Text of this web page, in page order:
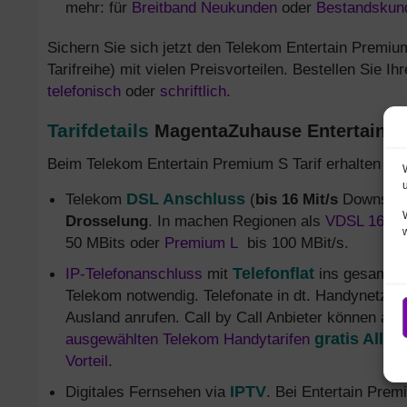
mehr: für Breitband Neukunden oder
Sichern Sie sich jetzt den Telekom Entertain
Tarifreihe) mit vielen Preisvorteilen. Bestellen Sie
telefonisch oder schriftlich.
Tarifdetails MagentaZuhause Entertain
Beim Telekom Entertain Premium S Tarif erhalten
Telekom DSL Anschluss (bis 16 Mit/s
Drosselung. In machen Regionen als VDSL 16
50 MBits oder Premium L bis 100 MBit/s.
IP-Telefonanschluss mit Telefonflat ins gesamte
Telekom notwendig. Telefonate in dt.
Ausland anrufen. Call by Call Anbieter können
ausgewählten Telekom Handytarifen gratis
Vorteil.
Digitales Fernsehen via IPTV. Bei Entertain